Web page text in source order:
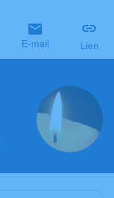
E-mail Lien